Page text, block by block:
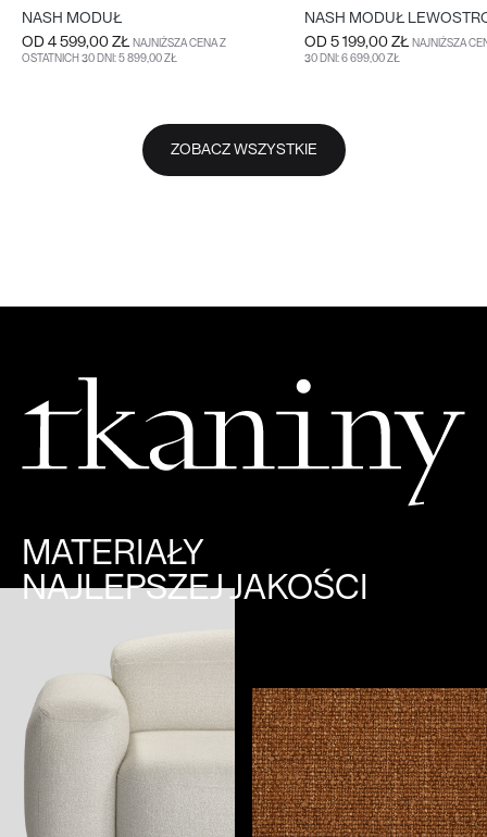
NASH MODUŁ
OD 4 599,00 ZŁ NAJNIŻSZA CENA Z
OSTATNICH 30 DNI: 5 899,00 ZŁ
NASH MODUŁ
OD 5 199,00 ZŁ NAJNIŻSZA
30 DNI: 6 699,00 ZŁ
ZOBACZ WSZYSTKIE
MATERIAŁY
NAJLEPSZEJ JAKOŚCI